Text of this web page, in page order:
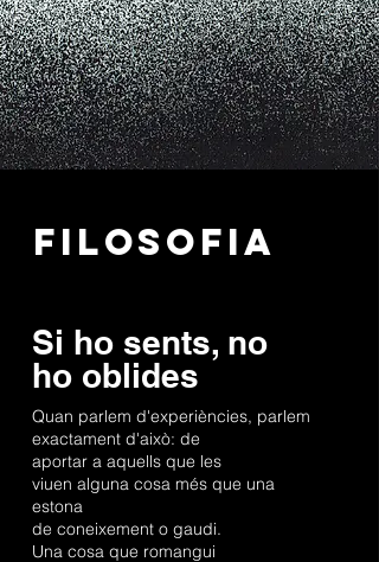
FILOSOFIA
Si ho sents, no
ho oblides
Quan parlem d'experiències, parlem
exactament d'això: de
aportar a aquells que les
viuen alguna cosa més que una
estona
de coneixement o gaudi.
Una cosa que romangui